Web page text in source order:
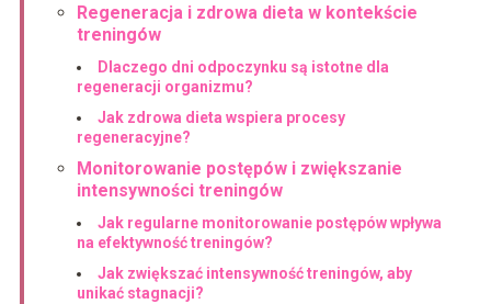
Regeneracja i zdrowa dieta w kontekście
treningów
Dlaczego dni odpoczynku są istotne dla
regeneracji organizmu?
Jak zdrowa dieta wspiera procesy
regeneracyjne?
Monitorowanie postępów i zwiększanie
intensywności treningów
Jak regularne monitorowanie postępów wpływa
na efektywność treningów?
Jak zwiększać intensywność treningów, aby
unikać stagnacji?